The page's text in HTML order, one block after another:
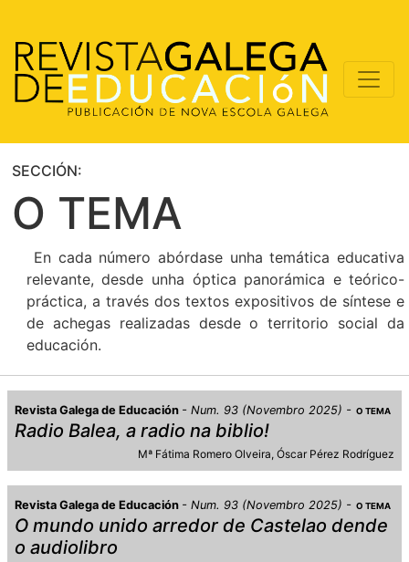
SECCIÓN:
O TEMA
En cada número abórdase unha temática educativa
relevante, desde unha óptica panorámica e teórico-
práctica, a través dos textos expositivos de síntese e
de achegas realizadas desde o territorio social da
educación.
Revista Galega de Educación Num. 93 (Novembro 2025) O TEMA
Radio Balea, a radio na biblio!
Mª Fátima Romero Olveira Óscar Pérez Rodríguez
Revista Galega de Educación Num. 93 (Novembro 2025) O TEMA
O mundo unido arredor de Castelao dende
o audiolibro